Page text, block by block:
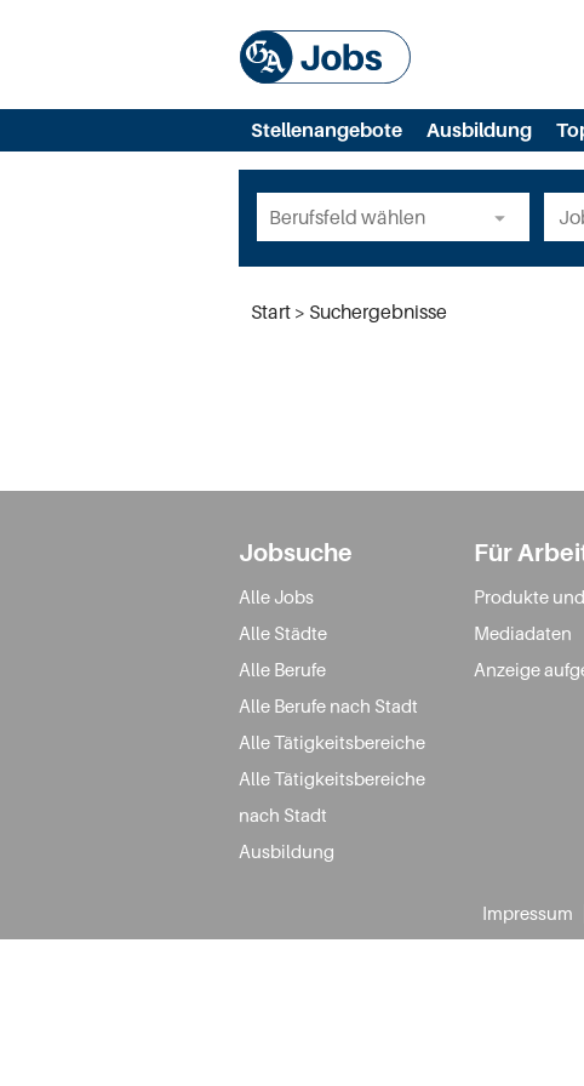
Stellenangebote Ausbildung
Start Suchergebnisse
Jobsuche
Alle Jobs
Alle Städte
Alle Berufe
Alle Berufe nach Stadt
Alle Tätigkeitsbereiche
Alle Tätigkeitsbereiche
nach Stadt
Ausbildung
Für
Produkte
Mediadaten
Anzeige
Impressum